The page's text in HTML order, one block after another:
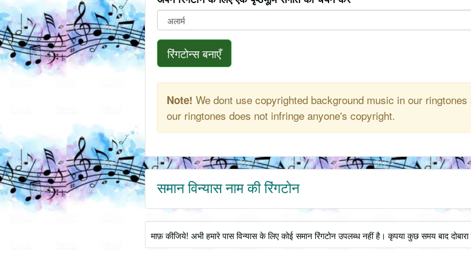
रिंगटोन्स बनाएँ
Note! We dont use copyrighted background music in our
our ringtones does not infringe anyone's copyright.
समान विन्यास नाम की रिंगटोन
माफ़ कीजिये! अभी हमारे पास विन्यास के लिए कोई समान रिंगटोन उपलब्ध नहीं है। कृपया कुछ समय बाद